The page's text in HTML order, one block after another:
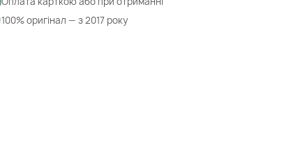
100% оригінал — з 2017 року